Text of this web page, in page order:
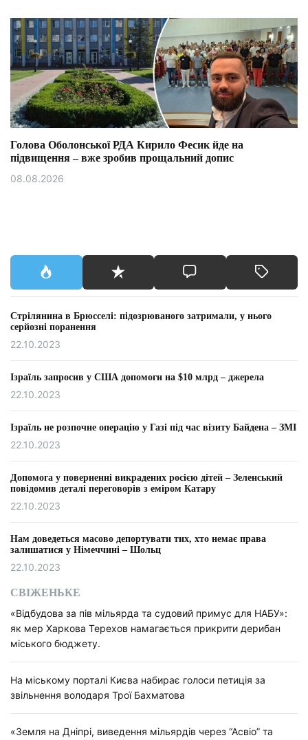
Голова Оболонської РДА Кирило Фесик йде на
підвищення – вже зробив прощальний допис
08.08.2026
Стрілянина в Брюсселі: підозрюваного затримали, у нього
серйозні поранення
22.10.2023
Ізраїль запросив у США допомоги на $10 млрд – джерела
22.10.2023
Ізраїль не розпочне операцію у Газі під час візиту Байдена – ЗМІ
22.10.2023
Допомога у поверненні викрадених росією дітей – Зеленський
повідомив деталі переговорів з еміром Катару
22.10.2023
Нам доведеться масово депортувати тих, хто немає права
залишатися у Німеччині – Шольц
22.10.2023
СВІЖЕНЬКЕ
«Відбудова за пів мільярда та судовий примус для НАБУ»:
як мер Харкова Терехов намагається прикрити дерибан
міського бюджету.
На міському порталі Києва набирає голоси петиція за
звільнення володаря Трої Бахматова
«Земля на Дніпрі, виведення мільярдів через “Асвіо” та